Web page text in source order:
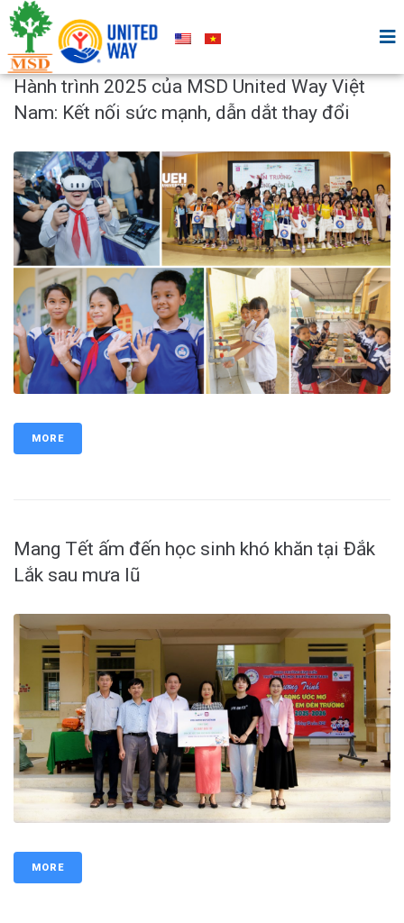
Hành trình 2025 của MSD United Way Việt
Nam: Kết nối sức mạnh, dẫn dắt thay đổi
MORE
Mang Tết ấm đến học sinh khó khăn tại Đắk
Lắk sau mưa lũ
MORE